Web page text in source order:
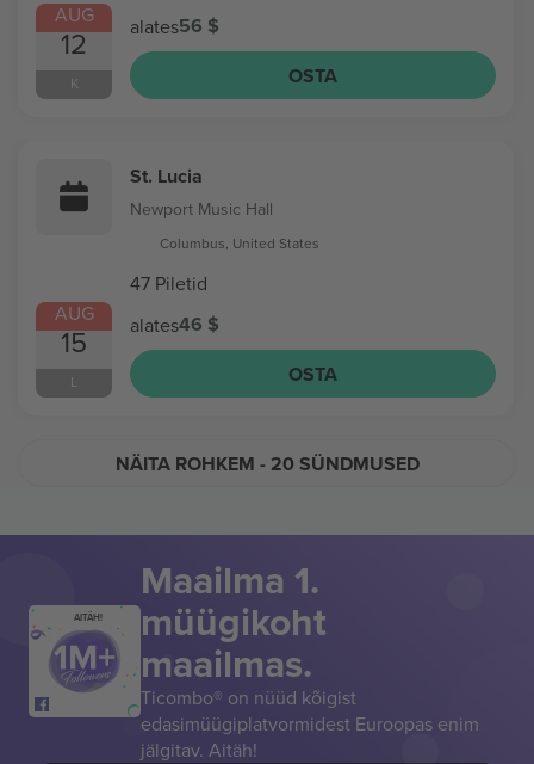
AUG
12
K
alates56 $
OSTA
AUG
15
L
St. Lucia
Newport Music Hall
Columbus, United States
47 Piletid
alates46 $
OSTA
NÄITA ROHKEM - 20 SÜNDMUSED
AITÄH!
Maailma 1.
müügikoht
maailmas.
Ticombo® on nüüd kõigist
edasimüügiplatvormidest Euroopas enim
jälgitav. Aitäh!